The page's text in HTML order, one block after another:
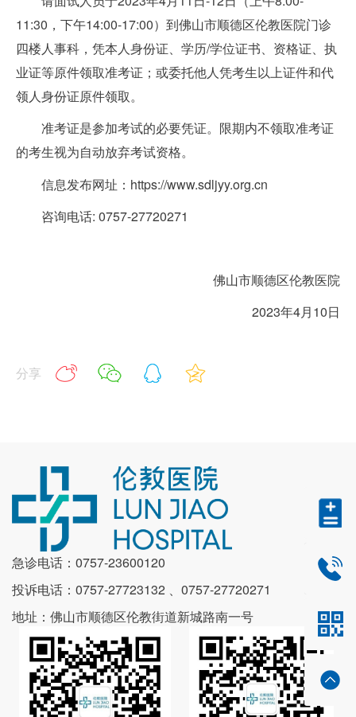
11:30，下午14:00-17:00）到佛山市顺德区伦教医院门诊
四楼人事科，凭本人身份证、学历/学位证书、资格证、执
业证等原件领取准考证；或委托他人凭考生以上证件和代
领人身份证原件领取。
准考证是参加考试的必要凭证。限期内不领取准考证
的考生视为自动放弃考试资格。
信息发布网址：https://www.sdljyy.org.cn
咨询电话: 0757-27720271
佛山市顺德区伦教医院
2023年4月10日
分享
急诊电话：0757-23600120
投诉电话：0757-27723132 、0757-27720271
地址：佛山市顺德区伦教街道新城路南一号
0757-